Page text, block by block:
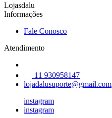
Lojasdalu
Informações
Fale Conosco
Atendimento
11 930958147
lojadalusuporte@gmail.com
instagram
instagram